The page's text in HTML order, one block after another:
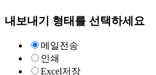
내보내기 형태를 선택하세요
메일전송
인쇄
Excel저장